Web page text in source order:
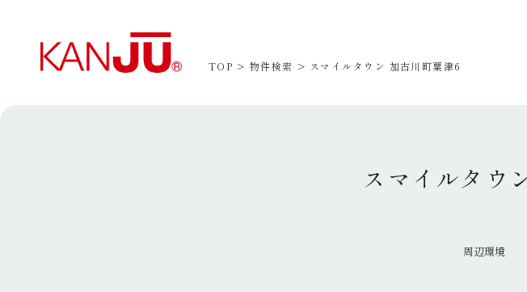
TOP 物件検索 スマイルタウン 加古川町粟津6
スマイルタ
周辺環境